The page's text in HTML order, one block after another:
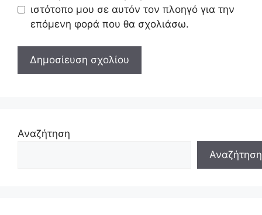
ιστότοπο μου σε αυτόν τον πλοηγό για την
επόμενη φορά που θα σχολιάσω.
Αναζήτηση
Αναζήτηση